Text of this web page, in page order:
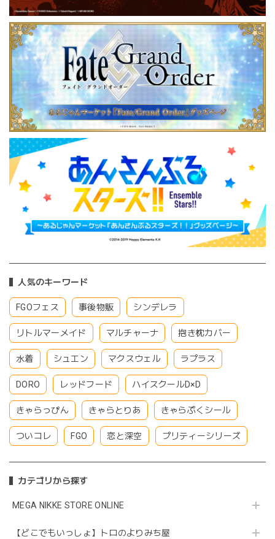
人気のキーワード
FGOフェス 事後物販 シンデレラ
リトルマーメイド マルチャーナ 抱き枕カバー
水着 シュエン マクスウェル ラプラス
DORO レッドフード ハイスクールD×D
きゃらっぴん きゃらとりあ きゃらぷくシール
ついコレ FGO 恋と深空 プリティーシリーズ
カテゴリから探す
MEGA NIKKE STORE ONLINE
【どこでもいっしょ】トロのよりみち屋